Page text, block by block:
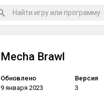
Mecha Brawl
Обновлено
9 января 2023
Версия
3